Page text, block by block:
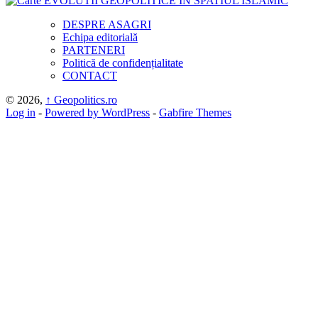
DESPRE ASAGRI
Echipa editorială
PARTENERI
Politică de confidențialitate
CONTACT
© 2026, ↑ Geopolitics.ro
Log in - Powered by WordPress - Gabfire Themes